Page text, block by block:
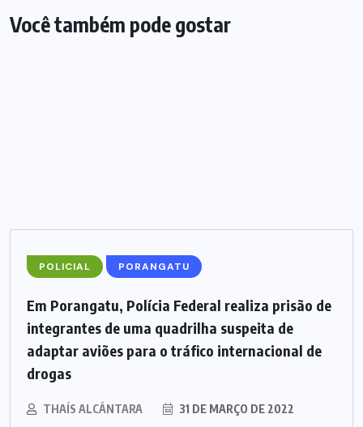
Você também pode gostar
POLICIAL PORANGATU
Em Porangatu, Polícia Federal realiza prisão de
integrantes de uma quadrilha suspeita de
adaptar aviões para o tráfico internacional de
drogas
THAÍS ALCÂNTARA 31 DE MARÇO DE 2022